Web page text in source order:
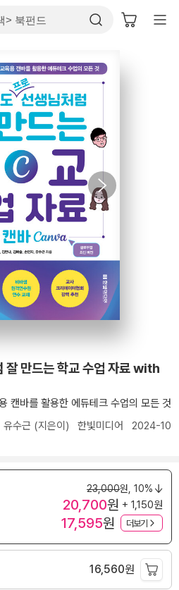
잘 만드는 학교 수업 자료 with
캔바를 활용한 에듀테크 수업의 모든 것
유수근 (지은이) 한빛미디어
2024-10
23,000원, 10%
20,700원 + 1,150원
17,595원 더보기
16,560원